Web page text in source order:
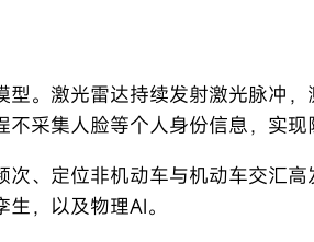
。激光雷达持续发射激光脉冲
采集人脸等个人身份信息，实现
、定位非机动车与机动车交汇
，以及物理AI。